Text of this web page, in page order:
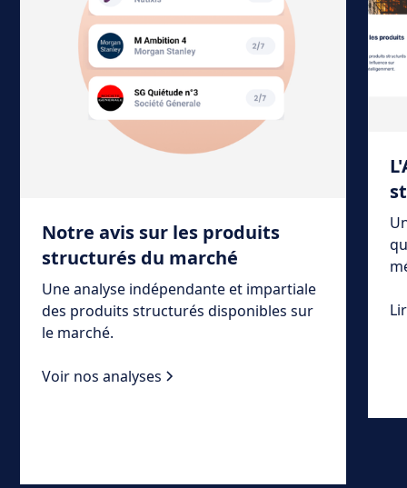
Notre avis sur les produits
structurés du marché
Une analyse indépendante et impartiale
des produits structurés disponibles sur
le marché.
Voir nos analyses